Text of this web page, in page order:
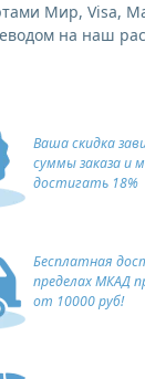
Мир, Visa,
на наш
Ваша скидка
суммы заказа и
достигать 18%
Бесплатная
пределах МКАД
от 10000 руб!